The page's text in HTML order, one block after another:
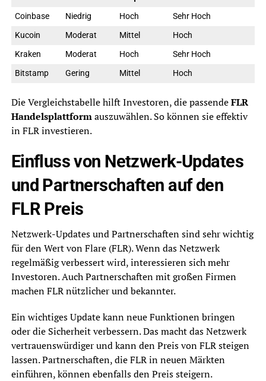
Coinbase
Niedrig Hoch
Sehr Hoch
Kucoin
Moderat Mittel
Hoch
Kraken
Moderat Hoch
Sehr Hoch
Bitstamp
Gering Mittel Hoch
Die Vergleichstabelle hilft Investoren, die passendeFLR
Handelsplattformauszuwählen. So können sie effektiv
in FLR investieren.
Einfluss von Netzwerk-Updates
und Partnerschaften auf den
FLR Preis
Netzwerk-Updates und Partnerschaften sind sehr wichtig
für den Wert von Flare (FLR). Wenn das Netzwerk
regelmäßig verbessert wird, interessieren sich mehr
Investoren. Auch Partnerschaften mit großen Firmen
machen FLR nützlicher und bekannter.
Ein wichtiges Update kann neue Funktionen bringen
oder die Sicherheit verbessern. Das macht das Netzwerk
vertrauenswürdiger und kann den Preis von FLR steigen
lassen. Partnerschaften, die FLR in neuen Märkten
einführen, können ebenfalls den Preis steigern.